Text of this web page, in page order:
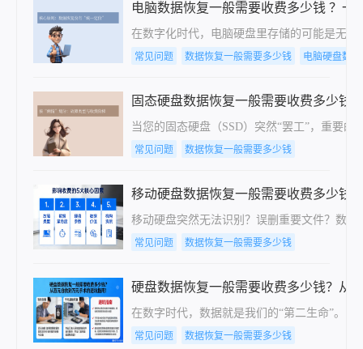
电脑数据恢复一般需要收费多少钱 ？一
在数字化时代，电脑硬盘里存储的可能是无
常见问题 数据恢复一般需要多少钱 电脑硬盘数
固态硬盘数据恢复一般需要收费多少钱
当您的固态硬盘（SSD）突然“罢工”，重要
常见问题 数据恢复一般需要多少钱
移动硬盘数据恢复一般需要收费多少钱
移动硬盘突然无法识别？误删重要文件？数
常见问题 数据恢复一般需要多少钱
硬盘数据恢复一般需要收费多少钱？从
在数字时代，数据就是我们的“第二生命”。
常见问题 数据恢复一般需要多少钱